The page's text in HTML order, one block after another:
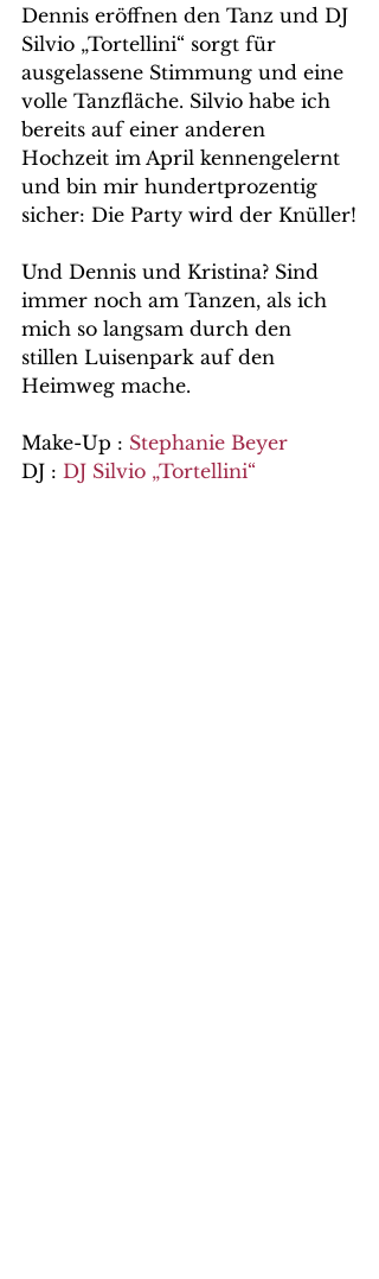
Dennis eröffnen den Tanz und DJ
Silvio „Tortellini“ sorgt für
ausgelassene Stimmung und eine
volle Tanzfläche. Silvio habe ich
bereits auf einer anderen
Hochzeit im April kennengelernt
und bin mir hundertprozentig
sicher: Die Party wird der Knüller!
Und Dennis und Kristina? Sind
immer noch am Tanzen, als ich
mich so langsam durch den
stillen Luisenpark auf den
Heimweg mache.
Make-Up : Stephanie Beyer
DJ : DJ Silvio „Tortellini“